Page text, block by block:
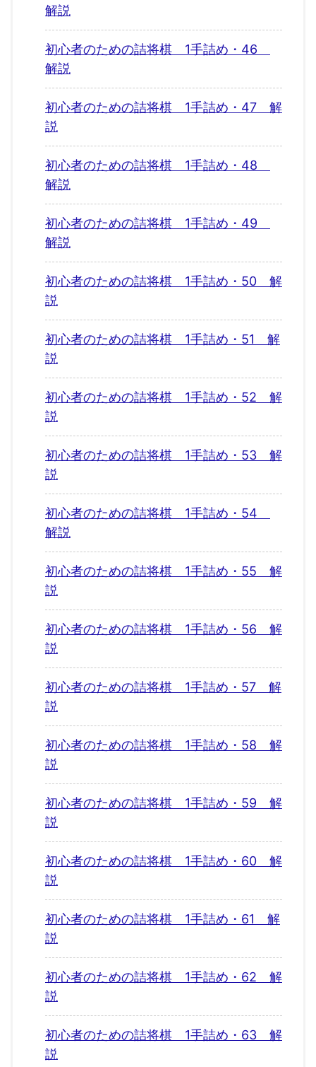
解説
初心者のための詰将棋 1手詰め・46
解説
初心者のための詰将棋 1手詰め・47 解
説
初心者のための詰将棋 1手詰め・48
解説
初心者のための詰将棋 1手詰め・49
解説
初心者のための詰将棋 1手詰め・50 解
説
初心者のための詰将棋 1手詰め・51 解
説
初心者のための詰将棋 1手詰め・52 解
説
初心者のための詰将棋 1手詰め・53 解
説
初心者のための詰将棋 1手詰め・54
解説
初心者のための詰将棋 1手詰め・55 解
説
初心者のための詰将棋 1手詰め・56 解
説
初心者のための詰将棋 1手詰め・57 解
説
初心者のための詰将棋 1手詰め・58 解
説
初心者のための詰将棋 1手詰め・59 解
説
初心者のための詰将棋 1手詰め・60 解
説
初心者のための詰将棋 1手詰め・61 解
説
初心者のための詰将棋 1手詰め・62 解
説
初心者のための詰将棋 1手詰め・63 解
説